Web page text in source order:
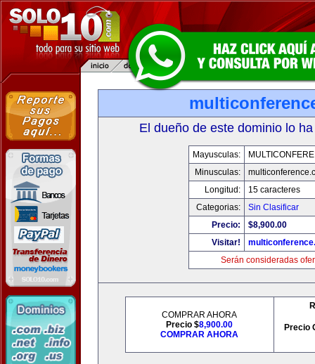
El dueño de este dominio lo
Mayusculas:
Minusculas:
Longitud:
15 caracteres
Categorias:
Sin Clasificar
Precio:
$8,900.00
Visitar!
Serán consideradas
COMPRAR AHORA
Precio $8,900.00
COMPRAR AHORA
Precio